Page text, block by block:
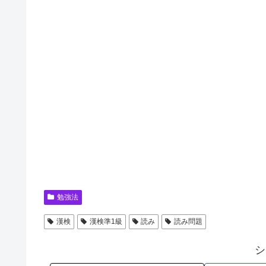
勉強法
漢検 漢検準1級 読み 読み問題